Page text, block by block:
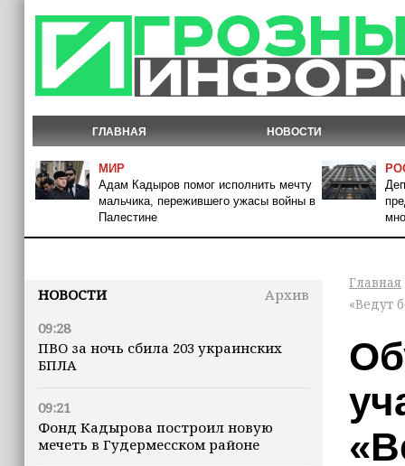
ГЛАВНАЯ НОВОСТИ
МИР
Адам Кадыров помог исполнить мечту
мальчика, пережившего ужасы войны в
Палестине
НОВОСТИ
Архив
09:28
ПВО за ночь сбила 203 украинских
БПЛА
09:21
Фонд Кадырова построил новую
мечеть в Гудермесском районе
Главная
«Ведут